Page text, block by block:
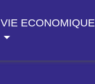
VIE ECONOMIQUE